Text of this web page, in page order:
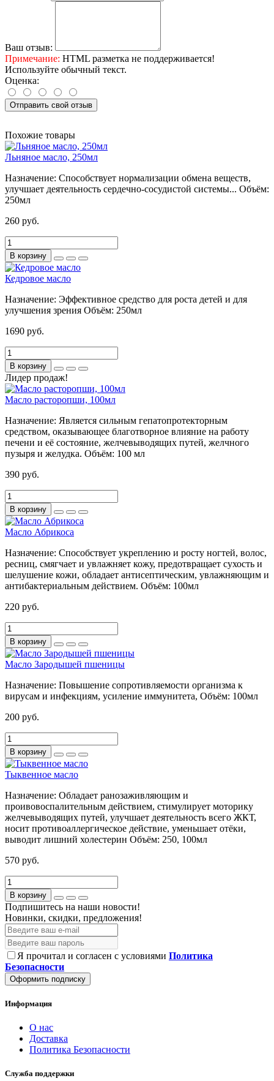
Ваш отзыв:
Примечание: HTML разметка не поддерживается!
Используйте обычный текст.
Оценка:
Отправить свой отзыв
Похожие товары
Льняное масло, 250мл
Назначение: Способствует нормализации обмена веществ,
улучшает деятельность сердечно-сосудистой системы... Объём:
250мл
260 руб.
В корзину
Кедровое масло
Назначение: Эффективное средство для роста детей и для
улучшения зрения Объём: 250мл
1690 руб.
В корзину
Лидер продаж!
Масло расторопши, 100мл
Назначение: Является сильным гепатопротекторным
средством, оказывающее благотворное влияние на работу
печени и её состояние, желчевыводящих путей, желчного
пузыря и желудка. Объём: 100 мл
390 руб.
В корзину
Масло Абрикоса
Назначение: Способствует укреплению и росту ногтей, волос,
ресниц, смягчает и увлажняет кожу, предотвращает сухость и
шелушение кожи, обладает антисептическим, увлажняющим и
антибактериальным действием. Объём: 100мл
220 руб.
В корзину
Масло Зародышей пшеницы
Назначение: Повышение сопротивляемости организма к
вирусам и инфекциям, усиление иммунитета, Объём: 100мл
200 руб.
В корзину
Тыквенное масло
Назначение: Обладает ранозаживляющим и
проивовоспалительным действием, стимулирует моторику
желчевыводящих путей, улучшает деятельность всего ЖКТ,
носит противоаллергическое действие, уменьшает отёки,
выводит лишний холестерин Объём: 250, 100мл
570 руб.
В корзину
Подпишитесь на наши новости!
Новинки, скидки, предложения!
Я прочитал и согласен с условиями Политика
Безопасности
Оформить подписку
Информация
О нас
Доставка
Политика Безопасности
Служба поддержки